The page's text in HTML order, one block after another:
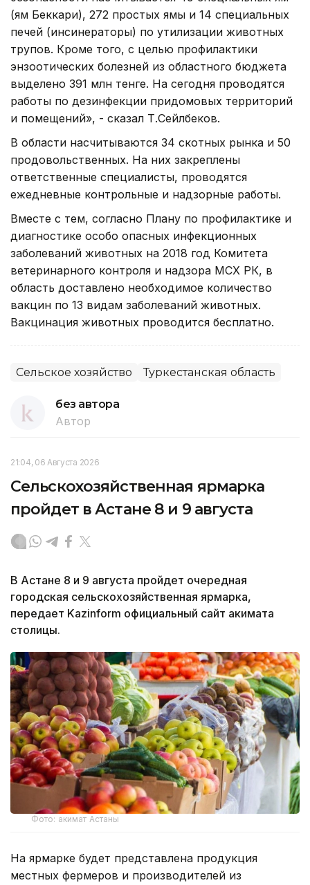
(ям Беккари), 272 простых ямы и 14 специальных
печей (инсинераторы) по утилизации животных
трупов. Кроме того, с целью профилактики
энзоотических болезней из областного бюджета
выделено 391 млн тенге. На сегодня проводятся
работы по дезинфекции придомовых территорий
и помещений», - сказал Т.Сейлбеков.
В области насчитываются 34 скотных рынка и 50
продовольственных. На них закреплены
ответственные специалисты, проводятся
ежедневные контрольные и надзорные работы.
Вместе с тем, согласно Плану по профилактике и
диагностике особо опасных инфекционных
заболеваний животных на 2018 год Комитета
ветеринарного контроля и надзора МСХ РК, в
область доставлено необходимое количество
вакцин по 13 видам заболеваний животных.
Вакцинация животных проводится бесплатно.
Сельское хозяйство Туркестанская область
без автора
Автор
21:04, 06 Августа 2026
Сельскохозяйственная ярмарка
пройдет в Астане 8 и 9 августа
В Астане 8 и 9 августа пройдет очередная
городская сельскохозяйственная ярмарка,
передает Kazinform официальный сайт акимата
столицы.
Фото: акимат Астаны
На ярмарке будет представлена продукция
местных фермеров и производителей из